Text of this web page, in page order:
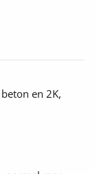
en 2K,